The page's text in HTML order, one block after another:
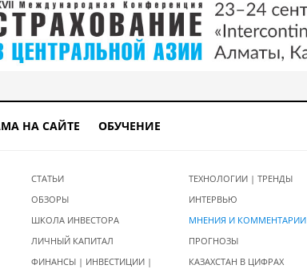
НА САЙТЕ ОБУЧЕНИЕ
СТАТЬИ
ОБЗОРЫ
ШКОЛА ИНВЕСТОРА
ЛИЧНЫЙ КАПИТАЛ
ФИНАНСЫ | ИНВЕСТИЦИИ |
ТЕХНОЛОГИИ | ТРЕНДЫ
ИНТЕРВЬЮ
МНЕНИЯ И КОММЕНТАРИИ
ПРОГНОЗЫ
КАЗАХСТАН В ЦИФРАХ